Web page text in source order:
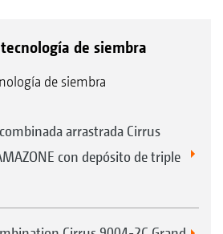
de siembra
de siembra
arrastrada Cirrus
con depósito de triple